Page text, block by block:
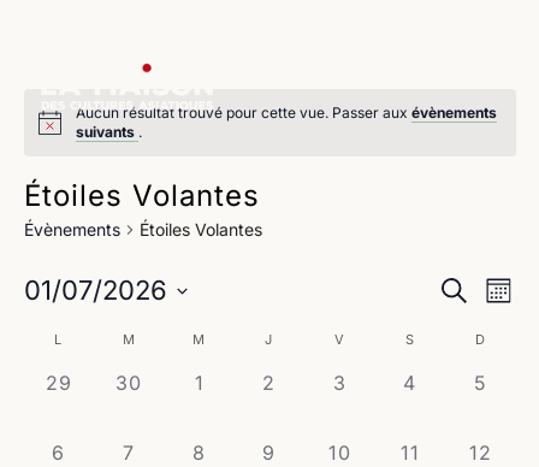
Aucun résultat trouvé pour cette vue. Passer aux évènements
suivants .
Étoiles Volantes
Évènements Étoiles Volantes
Recherche
Mois
01/07/2026
date.
Calendrier
de
Évènements
L M M J V S D
0
29
0
30
0
1
0
2
0
3
0
4
0
5
0
6
0
7
0
8
0
9
0
10
0
11
0
12